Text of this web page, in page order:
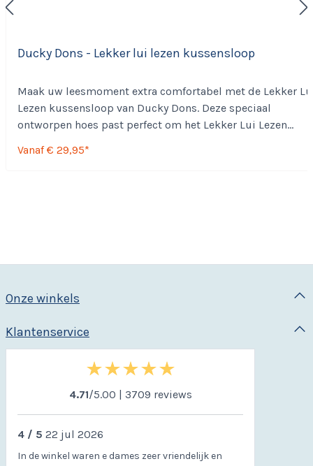
Ducky Dons - Lekker lui lezen kussensloop
Maak uw leesmoment extra comfortabel met de Lekker
Lezen kussensloop van Ducky Dons. Deze speciaal
ontworpen hoes past perfect om het Lekker Lui Lezen
praktische toevoeging aan uw bed of relaxplek.Praktische
van Ducky Dons. De hoes helpt uw kussen schoon en fris
uitstraling.Ideaal voor ontspannen lezen in bed, televisie
voor het Lekker Lui Lezen Kussen van Ducky DonsVoorzien
van praktisch opbergvak voor boek of mobiele
telefoonAfmeting: 45 × 65 × 30 cmBeschermt het kussen
ontspannen en relaxen in bedLevertijd: 1 werkdag
Vanaf€ 29,95*
Onze winkels
Klantenservice
4.71/5.00 | 3709 reviews
4 / 5 22 jul 2026
In de winkel waren e dames zeer vriendelijk en